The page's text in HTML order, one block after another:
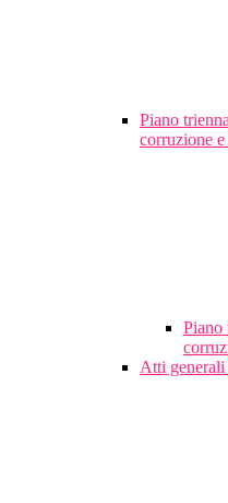
Piano
corruzione e
Piano
Atti generali